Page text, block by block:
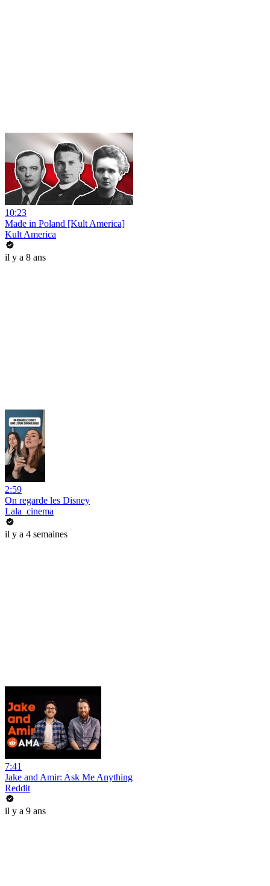
10:23
Made in Poland [Kult America]
Kult America
il y a 8 ans
2:59
On regarde les Disney
Lala_cinema
il y a 4 semaines
7:41
Jake and Amir: Ask Me Anything
Reddit
il y a 9 ans